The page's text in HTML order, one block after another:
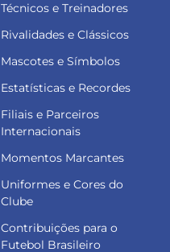
Técnicos e Treinadores
Rivalidades e Clássicos
Mascotes e Símbolos
Estatísticas e Recordes
Filiais e Parceiros
Internacionais
Momentos Marcantes
Uniformes e Cores do
Clube
Contribuições para o
Futebol Brasileiro